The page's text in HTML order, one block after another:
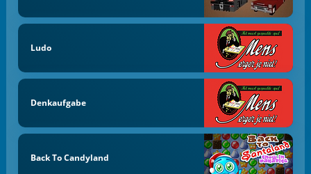
Ludo
Denkaufgabe
Back To Candyland